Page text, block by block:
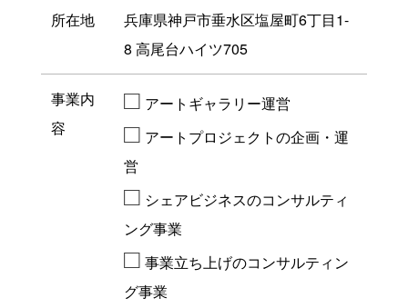
2021.02.13
日本経済新聞（神奈川版）
「廃棄物の美術作品ギャラリー 横浜・元町で来
YOKOHAMAが掲載されました。
“イマドキFILE センニュウ”に「次々と店が入れ
替わる！？シェアキッチンとは」として放送さ
所在地
兵庫県神戸市垂水区塩屋町6丁目1-
8 高尾台ハイツ705
事業内
容
□ アートギャラリー運営
□ アートプロジェクトの企画・運
営
□ シェアビジネスのコンサルティ
ング事業
□ 事業立ち上げのコンサルティン
グ事業